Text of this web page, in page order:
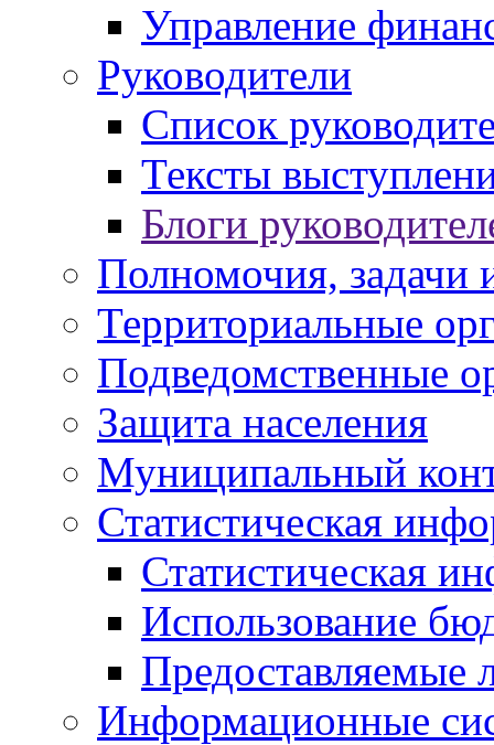
Управление
Руководители
Список
Тексты
Блоги
Полномочия, задачи
Территориальные
Подведомственные
Защита населения
Муниципальный
Статистическая
Статистическая
Использование
Предоставляемые
Информационные